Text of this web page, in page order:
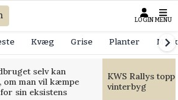
LOGIN MENU
Kvæg Grise Planter
selv kan
om man vil kæmpe
sin eksistens
KWS Rallys
vinterbyg